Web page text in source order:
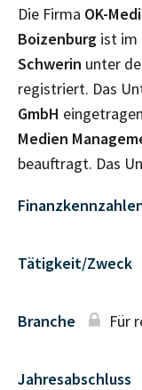
Die Firma OK-
Boizenburg ist im
Schwerin unter
registriert. Das
GmbH
Medien
beauftragt. Das
Tätigkeit/Zweck
Branche Für
Jahresabschluss